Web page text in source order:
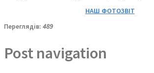
НАШ ФОТОЗВІТ
Переглядів: 489
Post navigation